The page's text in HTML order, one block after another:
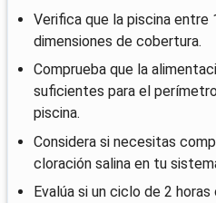
Verifica que la piscina entre
dimensiones de cobertura.
Comprueba que la
suficientes para el
piscina.
Considera si necesitas
cloración salina en tu
Evalúa si un ciclo de 2